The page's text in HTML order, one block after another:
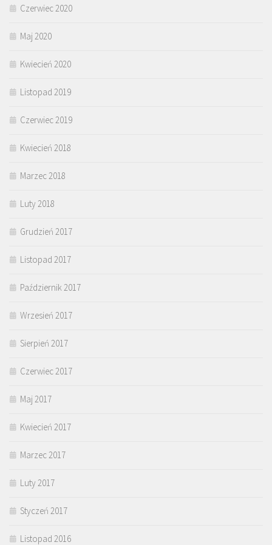
Czerwiec 2020
Maj 2020
Kwiecień 2020
Listopad 2019
Czerwiec 2019
Kwiecień 2018
Marzec 2018
Luty 2018
Grudzień 2017
Listopad 2017
Październik 2017
Wrzesień 2017
Sierpień 2017
Czerwiec 2017
Maj 2017
Kwiecień 2017
Marzec 2017
Luty 2017
Styczeń 2017
Listopad 2016